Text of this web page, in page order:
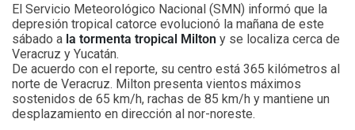
El Servicio Meteorológico Nacional (SMN) informó que la
depresión tropical catorce evolucionó la mañana de este
sábado a la tormenta tropical Milton y se localiza cerca de
Veracruz y Yucatán.
De acuerdo con el reporte, su centro está 365 kilómetros al
norte de Veracruz. Milton presenta vientos máximos
sostenidos de 65 km/h, rachas de 85 km/h y mantiene un
desplazamiento en dirección al nor-noreste.